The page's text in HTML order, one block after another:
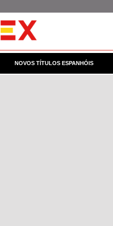
NOVOS TÍTULOS ESPANHÓIS